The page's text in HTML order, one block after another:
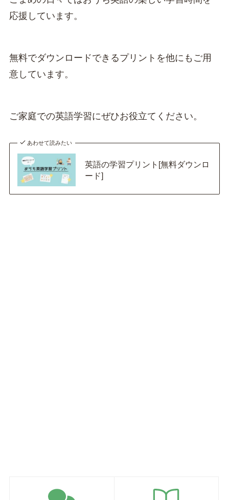
応援しています。
無料でダウンロードできるプリントを他にもご用
意しています。
ご家庭での英語学習にぜひお役立てください。
あわせて読みたい
英語の学習プリント[無料ダウンロ
ード]